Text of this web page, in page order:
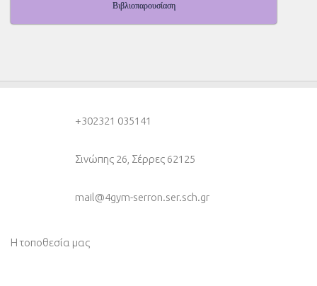
Βιβλιοπαρουσίαση
+302321 035141
Σινώπης 26, Σέρρες 62125
mail@4gym-serron.ser.sch.gr
Η τοποθεσία μας